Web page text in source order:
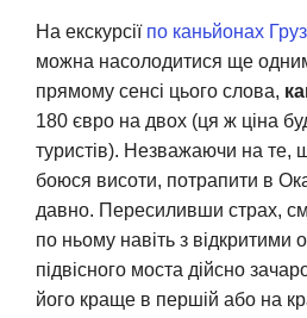
На екскурсії по каньйонах
можна насолодитися ще
прямому сенсі цього слова,
180 євро на двох (ця ж ціна
туристів). Незважаючи на те,
боюся висоти, потрапити в
давно. Пересиливши страх,
по ньому навіть з відкритими
підвісного моста дійсно
його краще в першій або на